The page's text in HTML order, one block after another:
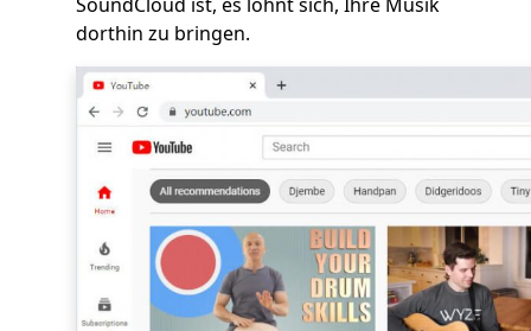
dorthin zu bringen.